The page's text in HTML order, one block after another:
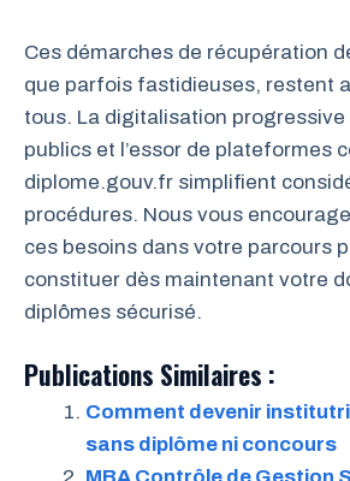
Ces démarches de récupération
que parfois fastidieuses, restent
tous. La digitalisation progressive
publics et l’essor de plateformes
diplome.gouv.fr simplifient
procédures. Nous vous
ces besoins dans votre parcours
constituer dès maintenant votre
diplômes sécurisé.
Publications Similaires :
Comment devenir
sans diplôme ni concours
MBA Contrôle de Gestion